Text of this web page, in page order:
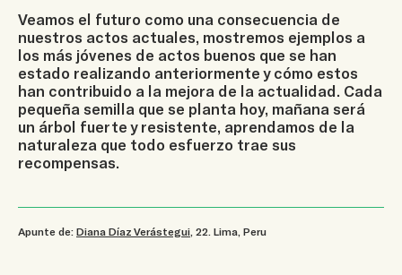
Veamos el futuro como una consecuencia de
nuestros actos actuales, mostremos ejemplos a
los más jóvenes de actos buenos que se han
estado realizando anteriormente y cómo estos
han contribuido a la mejora de la actualidad. Cada
pequeña semilla que se planta hoy, mañana será
un árbol fuerte y resistente, aprendamos de la
naturaleza que todo esfuerzo trae sus
recompensas.
Apunte de: Diana Díaz Verástegui , 22 Lima, Peru